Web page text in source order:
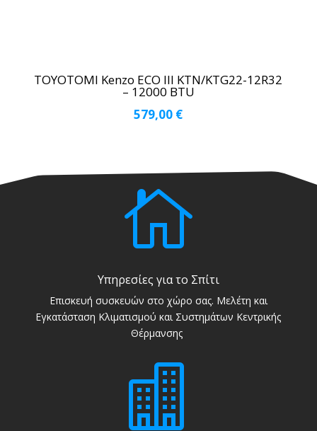
TOYOTOMI Kenzo ECO III KTN/KTG22-12R32
– 12000 BTU
579,00 €

Υπηρεσίες για το Σπίτι
Επισκευή συσκευών στο χώρο σας. Μελέτη και
Εγκατάσταση Κλιματισμού και Συστημάτων Κεντρικής
Θέρμανσης
